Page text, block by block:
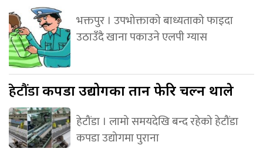
भक्तपुर । उपभोक्ताको बाध्यताको फाइदा
उठाउँदै खाना पकाउने एलपी ग्यास
हेटौंडाकपडा उद्योगका तान फेरि चल्न थाले
हेटौंडा । लामो समयदेखि बन्द रहेको हेटौंडा
कपडा उद्योगमा पुराना